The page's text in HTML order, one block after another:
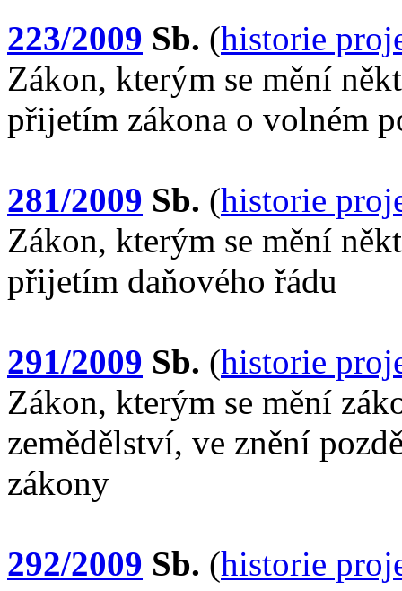
223/2009 Sb. (historie
Zákon, kterým se mění
přijetím zákona o volném
281/2009 Sb. (historie
Zákon, kterým se mění
přijetím daňového řádu
291/2009 Sb. (historie
Zákon, kterým se mění
zemědělství, ve znění
zákony
292/2009 Sb. (historie